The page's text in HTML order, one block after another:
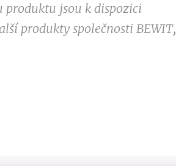
produktu jsou k dispozici
produkty společnosti BEWIT,